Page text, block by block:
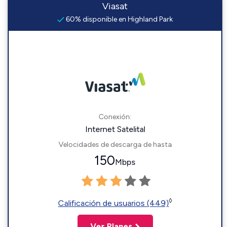
Viasat
60% disponible en Highland Park
Conexión:
Internet Satelital
Velocidades de descarga de hasta
150Mbps
Calificación de usuarios (449)◊